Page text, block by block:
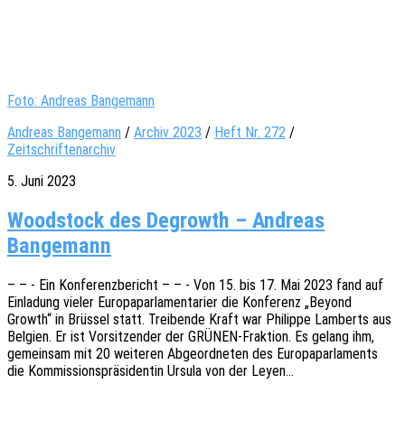
Foto: Andreas Bangemann
Andreas Bangemann / Archiv 2023 / Heft Nr. 272 /
Zeitschriftenarchiv
5. Juni 2023
Woodstock des Degrowth – Andreas
Bangemann
– – - Ein Konfe­renz­be­richt – – - Von 15. bis 17. Mai 2023 fand auf
Einla­dung vieler Euro­pa­par­la­men­ta­ri­er die Konfe­renz „Beyond
Growth“ in Brüs­sel statt. Trei­ben­de Kraft war Phil­ip­pe Lamberts aus
Belgi­en. Er ist Vorsit­zen­der der GRÜNEN-Frak­­ti­on. Es gelang ihm,
gemein­sam mit 20 weite­ren Abge­ord­ne­ten des Euro­pa­par­la­ments
die Kommis­si­ons­prä­si­den­tin Ursula von der Leyen…